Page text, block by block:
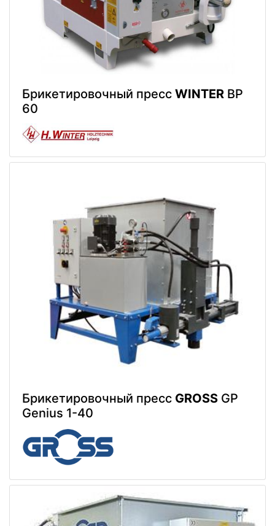
Брикетировочный пресс WINTER BP
60
Брикетировочный пресс GROSS GP
Genius 1-40